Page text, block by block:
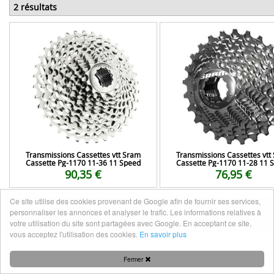
2 résultats
Transmissions Cassettes vtt Sram
Cassette Pg-1170 11-36 11 Speed
90,35 €
Transmissions Cassettes vtt
Cassette Pg-1170 11-28 11
76,95 €
Mentions légales|Nous contacter
Fermer
Ce site utilise des cookies provenant de Google afin de fournir ses services,
personnaliser les annonces et analyser le trafic. Les informations relatives à
votre utilisation du site sont partagées avec Google. En acceptant ce site,
vous acceptez l'utilisation des cookies. En savoir plus